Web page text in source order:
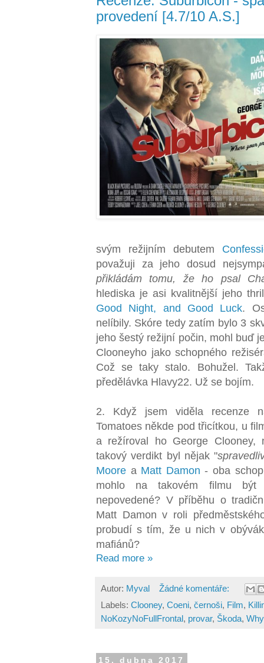
provedení [4.7/10 A.S.]
svým režijním debutem
považuji za jeho dosud
přikládám tomu, že ho psal
hlediska je asi kvalitnější jeho
Good Night, and Good Luck.
nelíbily. Skóre tedy zatím bylo 3
jeho šestý režijní počin, mohl buď
Clooneyho jako schopného
Což se taky stalo. Bohužel.
předělávka Hlavy22. Už se bojím.
2. Když jsem viděla recenze
Tomatoes někde pod třicítkou, u
a režíroval ho George Clooney,
takový verdikt byl nějak "
Moore a Matt Damon - oba
mohlo na takovém filmu být
nepovedené? V příběhu o
Matt Damon v roli
probudí s tím, že u nich v
mafiánů?
Read more »
Autor: Myval
Žádné komentáře:
Labels: Clooney, Coeni, černoši, Film,
NoKozyNoFullFrontal, provar, Škoda,
15. dubna 2017